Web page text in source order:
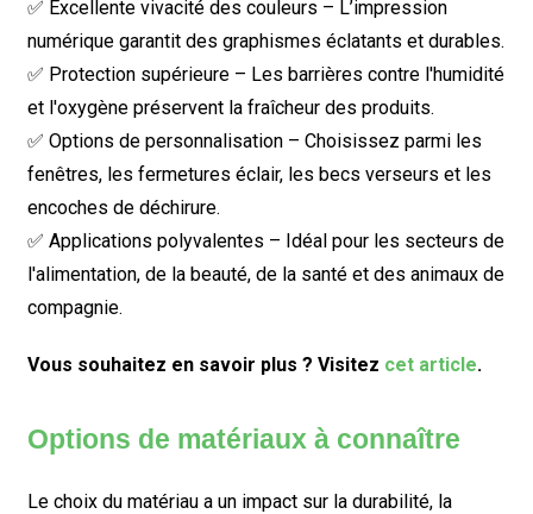
✅ Excellente vivacité des couleurs – L’impression
numérique garantit des graphismes éclatants et durables.
✅ Protection supérieure – Les barrières contre l'humidité
et l'oxygène préservent la fraîcheur des produits.
✅ Options de personnalisation – Choisissez parmi les
fenêtres, les fermetures éclair, les becs verseurs et les
encoches de déchirure.
✅ Applications polyvalentes – Idéal pour les secteurs de
l'alimentation, de la beauté, de la santé et des animaux de
compagnie.
Vous souhaitez en savoir plus ? Visitez cet article.
Options de matériaux à connaître
Le choix du matériau a un impact sur la durabilité, la